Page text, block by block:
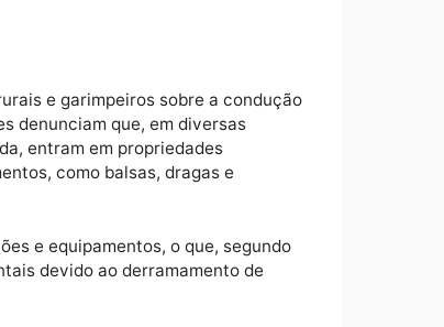
de garimpeiros dos estados de
a operação. Para ela, houve abuso de
da região.
O Estado precisa combater a
a advogada durante a manifestação
rurais e garimpeiros sobre a condução